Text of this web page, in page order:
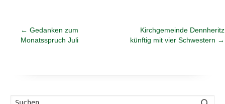
← Gedanken zum
Monatsspruch Juli
Kirchgemeinde Dennheritz
künftig mit vier Schwestern →